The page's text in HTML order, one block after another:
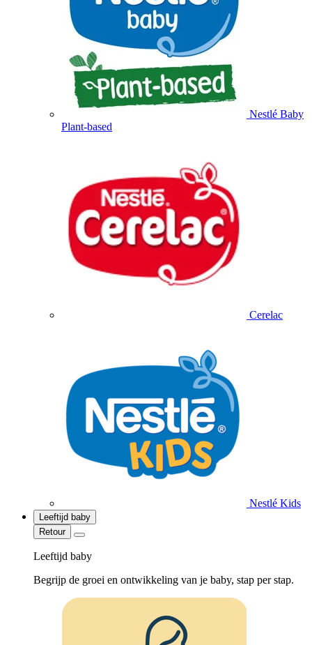
Nestlé Baby
Plant-based
Cerelac
Nestlé Kids
Leeftijd baby
Retour
Leeftijd baby
Begrijp de groei en ontwikkeling van je baby, stap per stap.